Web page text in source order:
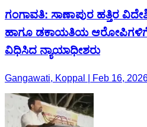
ಗಂಗಾವತಿ: ಸಾಣಾಪುರ ಹತ್ತಿರ
ಹಾಗೂ ಡಕಾಯತಿಯ
ವಿಧಿಸಿದ ನ್ಯಾಯಾಧೀಶರು
Gangawati, Koppal | Feb 16,